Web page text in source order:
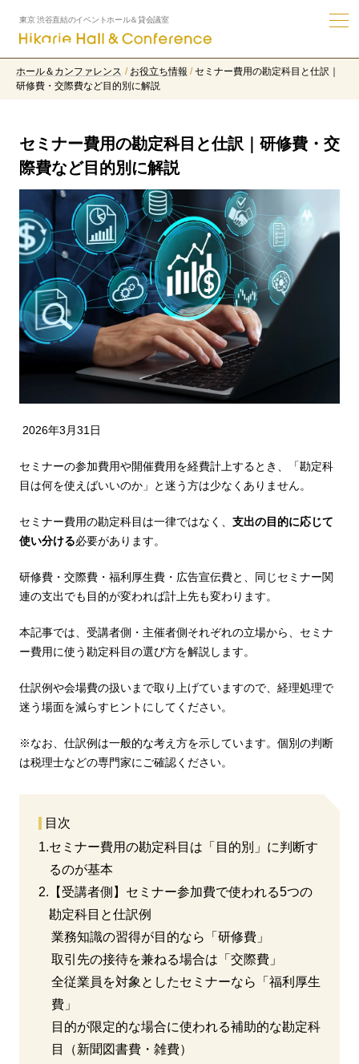
東京 渋谷直結のイベントホール＆貸会議室
ホール＆カンファレンス お役立ち情報
セミナー費用の勘定科目と仕訳｜
研修費・交際費など目的別に解説
セミナー費用の勘定科目と仕訳｜研修費・交
際費など目的別に解説
2026年3月31日
セミナーの参加費用や開催費用を経費計上するとき、「勘定科
目は何を使えばいいのか」と迷う方は少なくありません。
セミナー費用の勘定科目は一律ではなく、 支出の目的に応じて
使い分ける必要があります。
研修費・交際費・福利厚生費・広告宣伝費と、同じセミナー関
連の支出でも目的が変われば計上先も変わります。
本記事では、受講者側・主催者側それぞれの立場から、セミナ
ー費用に使う勘定科目の選び方を解説します。
仕訳例や会場費の扱いまで取り上げていますので、経理処理で
迷う場面を減らすヒントにしてください。
※なお、仕訳例は一般的な考え方を示しています。個別の判断
は税理士などの専門家にご確認ください。
目次
1.セミナー費用の勘定科目は「目的別」に判断す
るのが基本
2. 【受講者側】セミナー参加費で使われる5つの
勘定科目と仕訳例
業務知識の習得が目的なら「研修費」
取引先の接待を兼ねる場合は「交際費」
全従業員を対象としたセミナーなら「福利厚生
費」
目的が限定的な場合に使われる補助的な勘定科
目（新聞図書費・雑費）